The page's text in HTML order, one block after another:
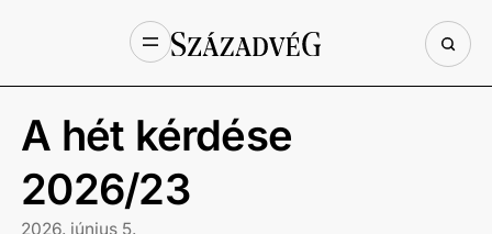
A hét kérdése
2026/23
2026. június 5.